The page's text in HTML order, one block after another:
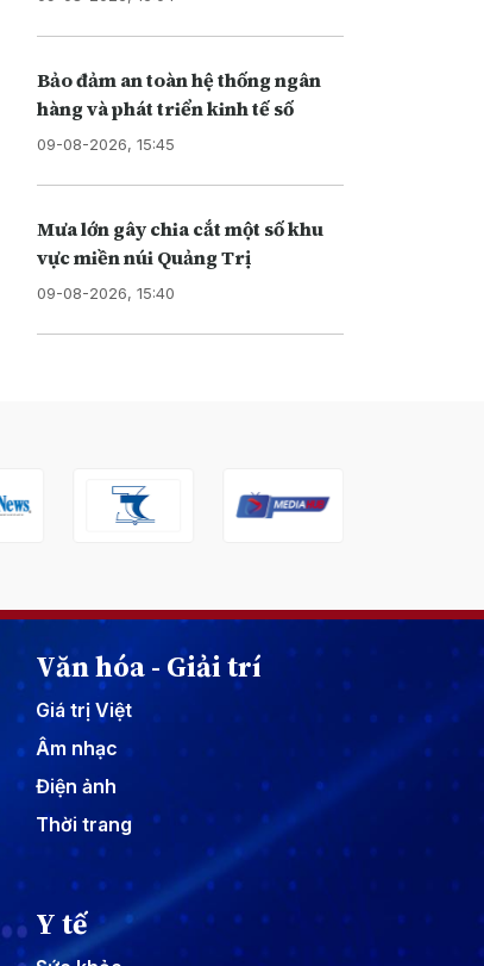
Bảo đảm an toàn hệ thống ngân
hàng và phát triển kinh tế số
09-08-2026, 15:45
Mưa lớn gây chia cắt một số khu
vực miền núi Quảng Trị
09-08-2026, 15:40
Văn hóa - Giải trí
Giá trị Việt
Âm nhạc
Điện ảnh
Thời trang
Y tế